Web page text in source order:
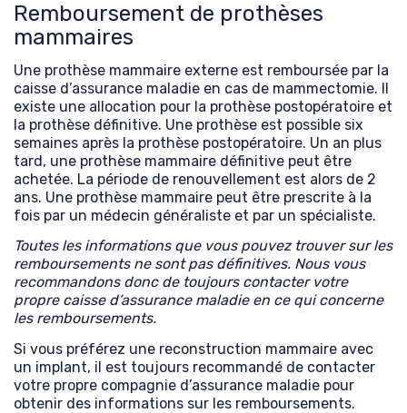
Remboursement de prothèses
mammaires
Une prothèse mammaire externe est remboursée par la
caisse d’assurance maladie en cas de mammectomie. Il
existe une allocation pour la prothèse postopératoire et
la prothèse définitive. Une prothèse est possible six
semaines après la prothèse postopératoire. Un an plus
tard, une prothèse mammaire définitive peut être
achetée. La période de renouvellement est alors de 2
ans. Une prothèse mammaire peut être prescrite à la
fois par un médecin généraliste et par un spécialiste.
Toutes les informations que vous pouvez trouver sur les
remboursements ne sont pas définitives. Nous vous
recommandons donc de toujours contacter votre
propre caisse d’assurance maladie en ce qui concerne
les remboursements.
Si vous préférez une reconstruction mammaire avec
un implant, il est toujours recommandé de contacter
votre propre compagnie d’assurance maladie pour
obtenir des informations sur les remboursements.